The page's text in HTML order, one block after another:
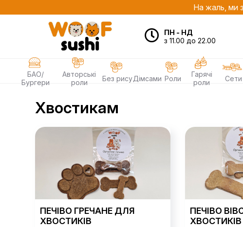
На жаль, ми
ПН - НД
з 11.00 до 22.00
БАО/
Бургери
Авторські
роли
Без рисуДімсами Роли
Гарячі
роли
Сети
Хвостикам
ПЕЧІВО ГРЕЧАНЕ ДЛЯ
ХВОСТИКІВ
ПЕЧІВО
ХВОСТИКІВ